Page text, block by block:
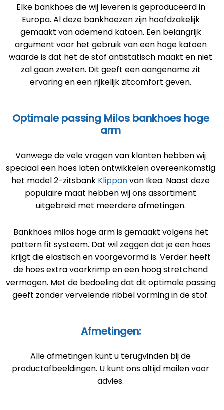
Elke bankhoes die wij leveren is geproduceerd in
Europa. Al deze bankhoezen zijn hoofdzakelijk
gemaakt van ademend katoen. Een belangrijk
argument voor het gebruik van een hoge katoen
waarde is dat het de stof antistatisch maakt en niet
zal gaan zweten. Dit geeft een aangename zit
ervaring en een rijkelijk zitcomfort geven.
Optimale passing Milos bankhoes hoge
arm
Vanwege de vele vragen van klanten hebben wij
speciaal een hoes laten ontwikkelen overeenkomstig
het model 2-zitsbank Klippanvan Ikea. Naast deze
populaire maat hebben wij ons assortiment
uitgebreid met meerdere afmetingen.
Bankhoes milos hoge arm is gemaakt volgens het
pattern fit systeem. Dat wil zeggen dat je een hoes
krijgt die elastisch en voorgevormd is. Verder heeft
de hoes extra voorkrimp en een hoog stretchend
vermogen. Met de bedoeling dat dit optimale passing
geeft zonder vervelende ribbel vorming in de stof.
Afmetingen:
Alle afmetingen kunt u terugvinden bij de
productafbeeldingen. U kunt ons altijd mailen voor
advies.